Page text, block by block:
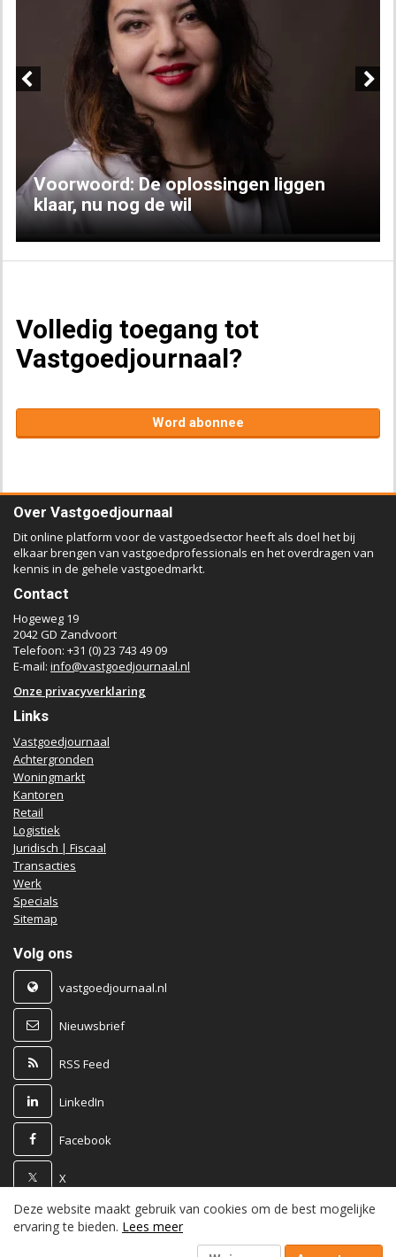
Voorwoord: De oplossingen liggen
klaar, nu nog de wil
Volledig toegang tot
Vastgoedjournaal?
Word abonnee
Over Vastgoedjournaal
Dit online platform voor de vastgoedsector heeft als doel het bij
elkaar brengen van vastgoedprofessionals en het overdragen van
kennis in de gehele vastgoedmarkt.
Contact
Hogeweg 19
2042 GD Zandvoort
Telefoon: +31 (0) 23 743 49 09
E-mail: info@vastgoedjournaal.nl
Onze privacyverklaring
Links
Vastgoedjournaal
Achtergronden
Woningmarkt
Kantoren
Retail
Logistiek
Juridisch | Fiscaal
Transacties
Werk
Specials
Sitemap
Volg ons
vastgoedjournaal.nl
Nieuwsbrief
RSS Feed
LinkedIn
Facebook
X
Powered by
Deze website maakt gebruik van cookies om de best mogelijke
ervaring te bieden. Lees meer